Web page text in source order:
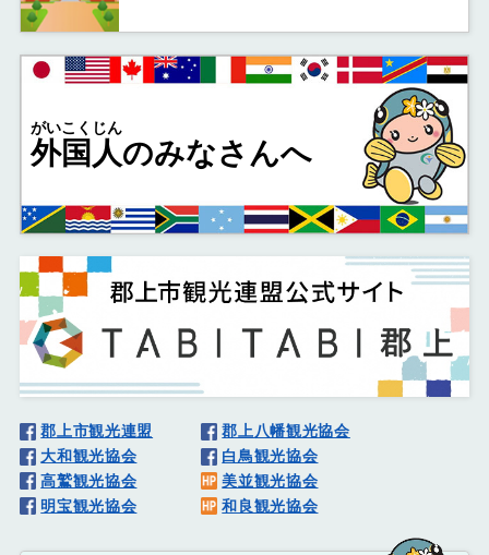
外国人
がいこくじん
のみなさんへ
郡上市観光連盟
郡上八幡観光協会
大和観光協会
白鳥観光協会
高鷲観光協会
美並観光協会
明宝観光協会
和良観光協会